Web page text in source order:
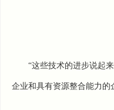
“这些技术的进步说起
企业和具有资源整合能力的